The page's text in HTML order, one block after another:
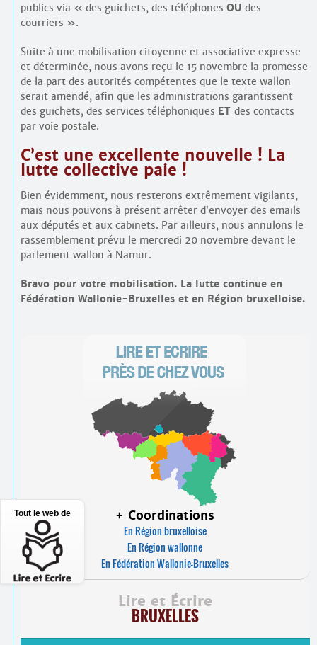
publics via « des guichets, des téléphones OU des
courriers ».
Suite à une mobilisation citoyenne et associative expresse
et déterminée, nous avons reçu le 15 novembre la promesse
de la part des autorités compétentes que le texte wallon
serait amendé, afin que les administrations garantissent
des guichets, des services téléphoniques ET des contacts
par voie postale.
C’est une excellente nouvelle ! La
lutte collective paie !
Bien évidemment, nous resterons extrêmement vigilants,
mais nous pouvons à présent arrêter d’envoyer des emails
aux députés et aux cabinets. Par ailleurs, nous annulons le
rassemblement prévu le mercredi 20 novembre devant le
parlement wallon à Namur.
Bravo pour votre mobilisation. La lutte continue en
Fédération Wallonie-Bruxelles et en Région bruxelloise.
+ Coordinations
En Région bruxelloise
En Région wallonne
En Fédération Wallonie-Bruxelles
Lire et Écrire
BRUXELLES
Tout le web de